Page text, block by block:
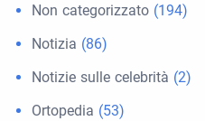
Non categorizzato (194)
Notizia (86)
Notizie sulle celebrità (2)
Ortopedia (53)